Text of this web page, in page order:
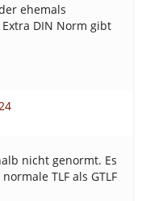
ehemals
DIN Norm gibt
nicht genormt. Es
TLF als GTLF